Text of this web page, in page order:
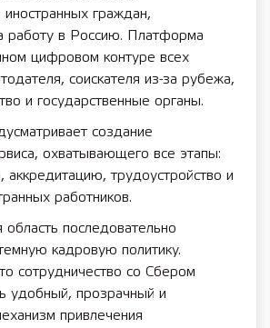
иностранных граждан,
работу в Россию. Платформа
цифровом контуре всех
соискателя из-за рубежа,
и государственные органы.
создание
охватывающего все этапы:
трудоустройство и
работников.
последовательно
кадровую политику.
сотрудничество со Сбером
удобный, прозрачный и
привлечения